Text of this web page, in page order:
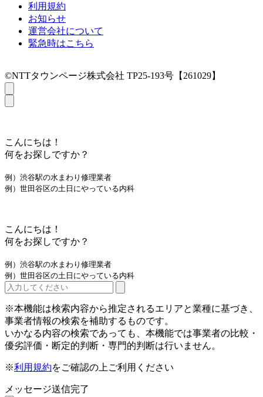
利用規約
お知らせ
運営会社について
緊急時はこちら
©NTTタウンページ株式会社 TP25-193号【261029】
こんにちは！
何をお探しですか？
例）渋谷駅の水まわり修理業者
例）世田谷区の土日にやっている内科
こんにちは！
何をお探しですか？
例）渋谷駅の水まわり修理業者
例）世田谷区の土日にやっている内科
※本機能は検索内容から推定されるエリアと業種に基づき、
事業者情報の検索を補助するものです。
いかなる内容の検索であっても、本機能では事業者の比較・
優劣評価・断定的判断・専門的判断は行いません。
※利用規約をご確認の上ご利用ください
メッセージ送信完了